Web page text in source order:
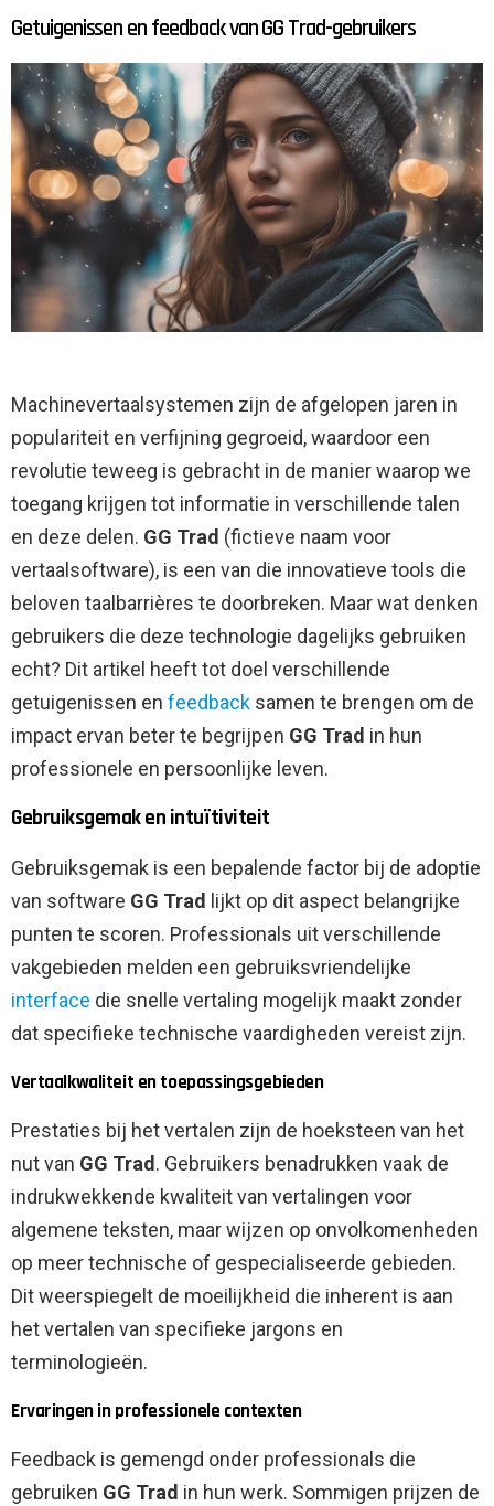
Getuigenissen en feedback van GG Trad-gebruikers
Machinevertaalsystemen zijn de afgelopen jaren in
populariteit en verfijning gegroeid, waardoor een
revolutie teweeg is gebracht in de manier waarop we
toegang krijgen tot informatie in verschillende talen
en deze delen. GG Trad (fictieve naam voor
vertaalsoftware), is een van die innovatieve tools die
beloven taalbarrières te doorbreken. Maar wat denken
gebruikers die deze technologie dagelijks gebruiken
echt? Dit artikel heeft tot doel verschillende
getuigenissen en feedback samen te brengen om de
impact ervan beter te begrijpen GG Trad in hun
professionele en persoonlijke leven.
Gebruiksgemak en intuïtiviteit
Gebruiksgemak is een bepalende factor bij de adoptie
van software GG Trad
lijkt op dit aspect belangrijke
punten te scoren. Professionals uit verschillende
vakgebieden melden een gebruiksvriendelijke
interface die snelle vertaling mogelijk maakt zonder
dat specifieke technische vaardigheden vereist zijn.
Vertaalkwaliteit en toepassingsgebieden
Prestaties bij het vertalen zijn de hoeksteen van het
nut van GG Trad . Gebruikers benadrukken vaak de
indrukwekkende kwaliteit van vertalingen voor
algemene teksten, maar wijzen op onvolkomenheden
op meer technische of gespecialiseerde gebieden.
Dit weerspiegelt de moeilijkheid die inherent is aan
het vertalen van specifieke jargons en
terminologieën.
Ervaringen in professionele contexten
Feedback is gemengd onder professionals die
gebruiken GG Trad in hun werk. Sommigen prijzen de